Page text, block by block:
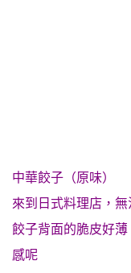
中華餃子（原味）
來到日式料理店，
餃子背面的脆皮好
感呢